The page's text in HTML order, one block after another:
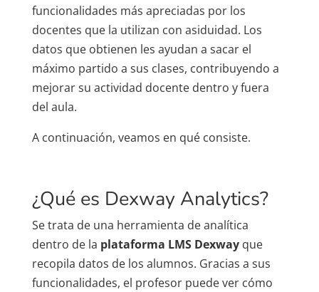
funcionalidades más apreciadas por los
docentes que la utilizan con asiduidad. Los
datos que obtienen les ayudan a sacar el
máximo partido a sus clases, contribuyendo a
mejorar su actividad docente dentro y fuera
del aula.
A continuación, veamos en qué consiste.
¿Qué es Dexway Analytics?
Se trata de una herramienta de analítica
dentro de la plataforma LMS Dexwayque
recopila datos de los alumnos. Gracias a sus
funcionalidades, el profesor puede ver cómo